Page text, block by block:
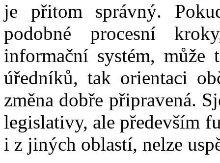
je přitom správný.
podobné procesní
informační systém,
úředníků, tak orientaci
změna dobře připravená.
legislativy, ale především
i z jiných oblastí, nelze